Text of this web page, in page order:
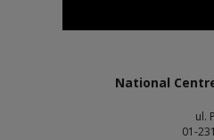
National
ul.
01-